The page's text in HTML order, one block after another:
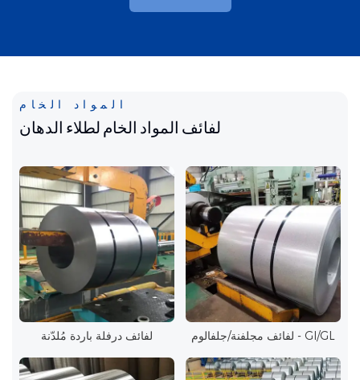
المواد الخام
لفائف المواد الخام لطلاء الدهان
لفائف درفلة باردة مُلدّنة لفائف مجلفنة/جلفالوم - GI/GL